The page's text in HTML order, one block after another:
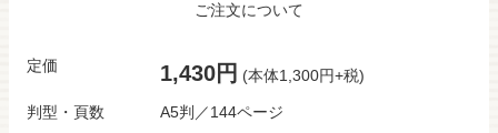
ご注文について
定価 1,430円 (本体1,300円+税)
判型・頁数
A5判／144ページ